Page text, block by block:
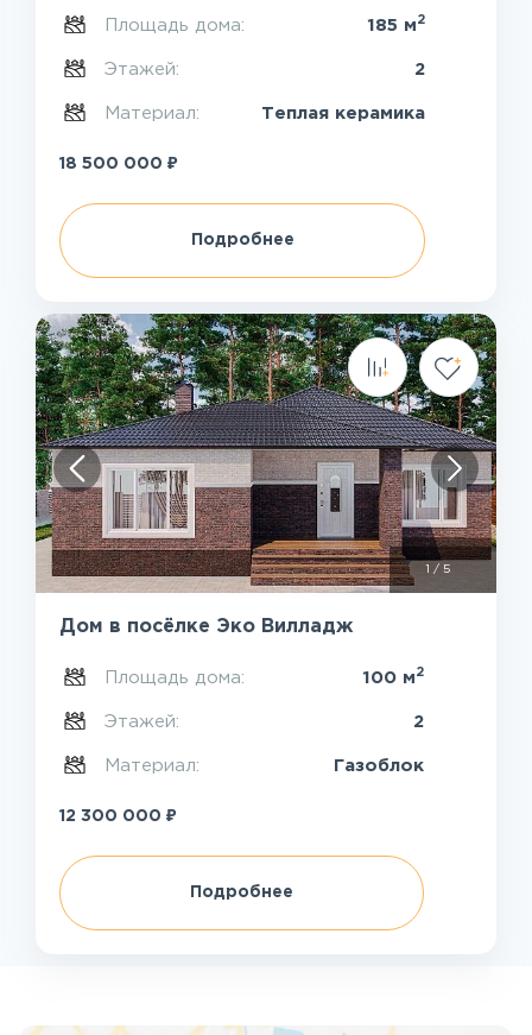
Площадь дома: 185 м 2
Этажей: 2
Материал: Теплая керамика
18 500 000 ₽
Подробнее
/ 5
Дом в посёлке Эко Вилладж
Площадь дома: 100 м 2
Этажей: 2
Материал: Газоблок
12 300 000 ₽
Подробнее